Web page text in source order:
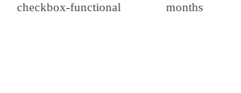
checkbox-functional
months